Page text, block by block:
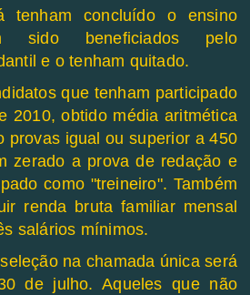
tenham concluído o ensino
sido beneficiados pelo
e o tenham quitado.
que tenham participado
2010, obtido média aritmética
provas igual ou superior a 450
zerado a prova de redação e
como "treineiro". Também
renda bruta familiar mensal
salários mínimos.
na chamada única será
de julho. Aqueles que não